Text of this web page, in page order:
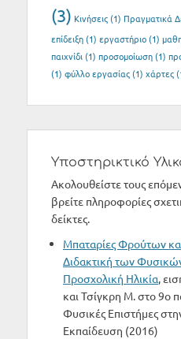
(3) Κινήσεις(1) Πραγματικά
επίδειξη(1) εργαστήριο(1)
παιχνίδι(1) προσομοίωση(1)
(1) φύλλο εργασίας(1) χάρτες
Υποστηρικτικό
Ακολουθείστε τους
βρείτε πληροφορίες
δείκτες.
Μπαταρίες Φρούτων
Διδακτική των
Προσχολική Ηλικία ,
και Τσίγκρη Μ. στο 9ο
Φυσικές Επιστήμες
Εκπαίδευση (2016)